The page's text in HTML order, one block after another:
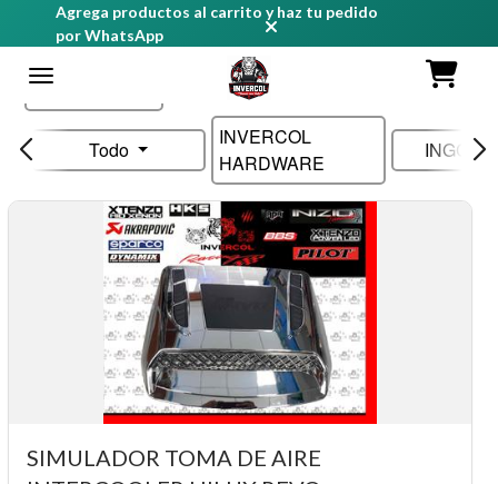
Agrega productos al carrito y haz tu pedido
por WhatsApp
Ordenar
Todo
INVERCOL
HARDWARE
INGCO
SIMULADOR TOMA DE AIRE